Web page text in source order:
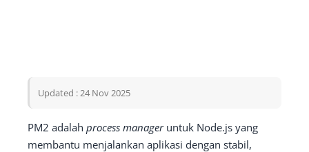
Updated : 24 Nov 2025
PM2 adalah process manageruntuk Node.js yang
membantu menjalankan aplikasi dengan stabil,